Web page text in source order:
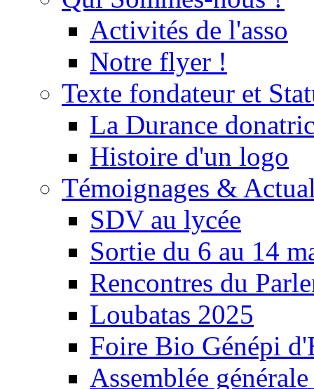
Activités de l'asso
Notre flyer !
Texte fondateur et
La Durance
Histoire d'un logo
Témoignages &
SDV au lycée
Sortie du 6 au 14
Rencontres du
Loubatas 2025
Foire Bio Génépi
Assemblée